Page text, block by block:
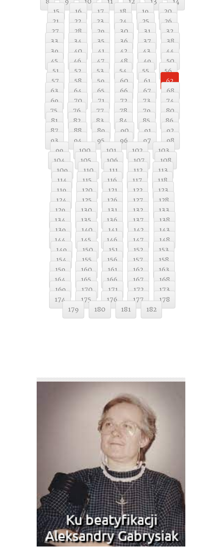
15
16 17 18 19
20
21
22 23 24 25
26
27
28 29 30 31
32
33
34 35 36 37
38
39
40 41 42 43
44
45
46 47 48 49
50
51
52 53 54 55
56
57
58 59 60 61
62
63
64 65 66 67
68
69
70 71 72 73
74
75
76 77 78 79
80
81
82 83 84 85
86
87
88 89 90 91
92
93
94 95 96 97
98
99
100 101 102
103
104
105 106 107
108
109
110 111 112
113
114
115 116 117
118
119
120 121 122
123
124
125 126 127
128
129
130 131 132
133
134
135 136 137
138
139
140 141 142
143
144
145 146 147
148
149
150 151 152
153
154
155 156 157
158
159
160 161 162
163
164
165 166 167
168
169
170 171 172
173
174
175 176 177
178
179
180 181 182